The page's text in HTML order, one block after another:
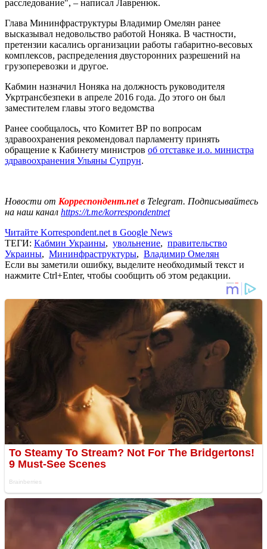
расследование", – написал Лавренюк.
Глава Мининфраструктуры Владимир Омелян ранее
высказывал недовольство работой Ноняка. В частности,
претензии касались организации работы габаритно-весовых
комплексов, распределения двусторонних разрешений на
грузоперевозки и другое.
Кабмин назначил Ноняка на должность руководителя
Укртрансбезпеки в апреле 2016 года. До этого он был
заместителем главы этого ведомства
Ранее сообщалось, что Комитет ВР по вопросам
здравоохранения рекомендовал парламенту принять
обращение к Кабинету министров об отставке и.о. министра
здравоохранения Ульяны Супрун.
Новости от Корреспондент.netв Telegram. Подписывайтесь
на наш канал https://t.me/korrespondentnet
Читайте Korrespondent.net в Google News
ТЕГИ: Кабмин Украины, увольнение, правительство
Украины, Мининфраструктуры, Владимир Омелян
Если вы заметили ошибку, выделите необходимый текст и
нажмите Ctrl+Enter, чтобы сообщить об этом редакции.